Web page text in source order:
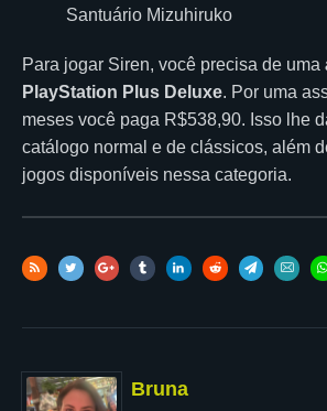
Santuário Mizuhiruko
Para jogar Siren, você precisa de uma
PlayStation Plus Deluxe. Por uma
meses você paga R$538,90. Isso lhe
catálogo normal e de clássicos, além
jogos disponíveis nessa categoria.
Bruna